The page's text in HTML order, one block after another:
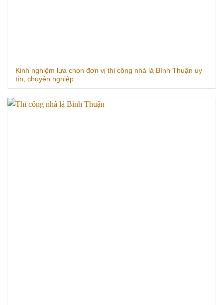
Kinh nghiệm lựa chọn đơn vị thi công nhà lá Bình Thuận uy
tín, chuyên nghiệp